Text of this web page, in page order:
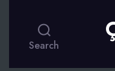
Search